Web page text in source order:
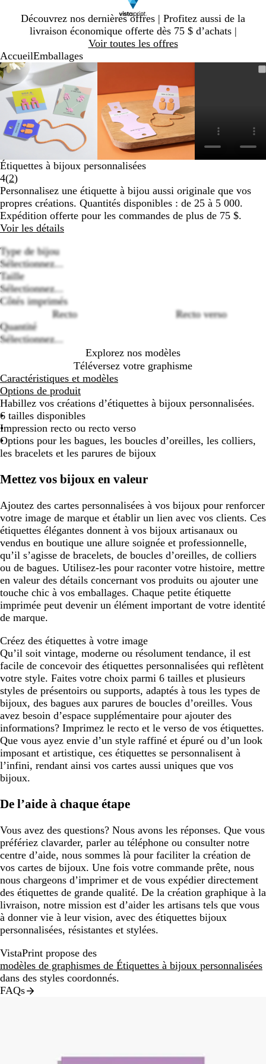
Découvrez nos dernières offres | Profitez aussi de la
livraison économique offerte dès 75 $ d’achats |
Voir toutes les offres
Diapositive
1
AccueilEmballages
Image
zoomable
Zoomé
minimum
Cliquez
pour
agrandir
Utilisez
les
touches
« plus »
et
« moins »
pour
zoomer,
et
touches
fléchées
pour
panoramiser
minimum
agrandir
touches
« plus »
et
« moins »
pour
zoomer,
et
touches
fléchées
pour
Diapositive
1
sur
Étiquettes à bijoux personnalisées
4(2Lire
les
2 avis
)
Personnalisez une étiquette à bijou aussi originale que vos
propres créations. Quantités disponibles : de 25 à 5 000.
Expédition offerte pour les commandes de plus de 75 $.
Voir les détails
Type de bijou
Sélectionnez...
Taille
Sélectionnez...
Côtés imprimés
Recto
Recto verso
Quantité
Sélectionnez...
Explorez nos modèles
Téléversez votre graphisme
Caractéristiques et modèles
Options de produit
Habillez vos créations d’étiquettes à bijoux personnalisées.
6 tailles disponibles
Impression recto ou recto verso
Options pour les bagues, les boucles d’oreilles, les colliers,
les bracelets et les parures de bijoux
Mettez vos bijoux en valeur
Ajoutez des cartes personnalisées à vos bijoux pour renforcer
votre image de marque et établir un lien avec vos clients. Ces
étiquettes élégantes donnent à vos bijoux artisanaux ou
vendus en boutique une allure soignée et professionnelle,
qu’il s’agisse de bracelets, de boucles d’oreilles, de colliers
ou de bagues. Utilisez-les pour raconter votre histoire, mettre
en valeur des détails concernant vos produits ou ajouter une
touche chic à vos emballages. Chaque petite étiquette
imprimée peut devenir un élément important de votre identité
de marque.
Créez des étiquettes à votre image
Qu’il soit vintage, moderne ou résolument tendance, il est
facile de concevoir des étiquettes personnalisées qui reflètent
votre style. Faites votre choix parmi 6 tailles et plusieurs
styles de présentoirs ou supports, adaptés à tous les types de
bijoux, des bagues aux parures de boucles d’oreilles. Vous
avez besoin d’espace supplémentaire pour ajouter des
informations? Imprimez le recto et le verso de vos étiquettes.
Que vous ayez envie d’un style raffiné et épuré ou d’un look
imposant et artistique, ces étiquettes se personnalisent à
l’infini, rendant ainsi vos cartes aussi uniques que vos
bijoux.
De l’aide à chaque étape
Vous avez des questions? Nous avons les réponses. Que vous
préfériez clavarder, parler au téléphone ou consulter notre
centre d’aide, nous sommes là pour faciliter la création de
vos cartes de bijoux. Une fois votre commande prête, nous
nous chargeons d’imprimer et de vous expédier directement
des étiquettes de grande qualité. De la création graphique à la
livraison, notre mission est d’aider les artisans tels que vous
à donner vie à leur vision, avec des étiquettes bijoux
personnalisées, résistantes et stylées.
VistaPrint propose des
modèles de graphismes de Étiquettes à bijoux personnalisées
dans des styles coordonnés.
FAQs